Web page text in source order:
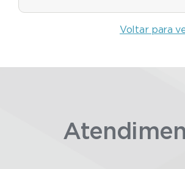
Voltar para